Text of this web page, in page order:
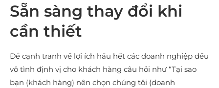
Sẵn sàng thay đổi khi
cần thiết
Để cạnh tranh về lợi ích hầu hết các doanh nghiệp đều
vô tình định vị cho khách hàng câu hỏi như “Tại sao
bạn (khách hàng) nên chọn chúng tôi (doanh